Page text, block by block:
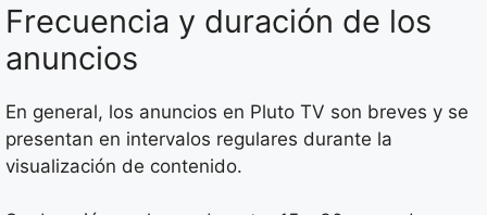
Frecuencia y duración de los
anuncios
En general, los anuncios en Pluto TV son breves y se
presentan en intervalos regulares durante la
visualización de contenido.